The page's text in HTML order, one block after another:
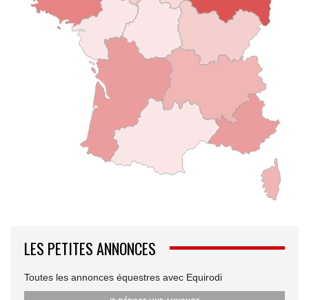
LES PETITES ANNONCES
Toutes les annonces équestres avec Equirodi